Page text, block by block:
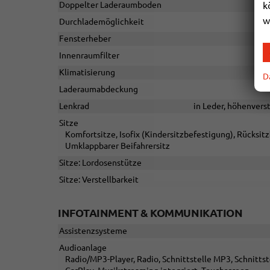
Doppelter Laderaumboden
Durchlademöglichkeit
Fensterheber
Innenraumfilter
Klimatisierung
Laderaumabdeckung
Lenkrad
in Leder,
Sitze
Komfortsitze, Isofix (Kindersitzbefestigung),
Umklappbarer Beifahrersitz
Sitze: Lordosenstütze
Sitze: Verstellbarkeit
INFOTAINMENT & KOMMUNIKATION
Assistenzsysteme
Audioanlage
Radio/MP3-Player, Radio, Schnittstelle MP3,